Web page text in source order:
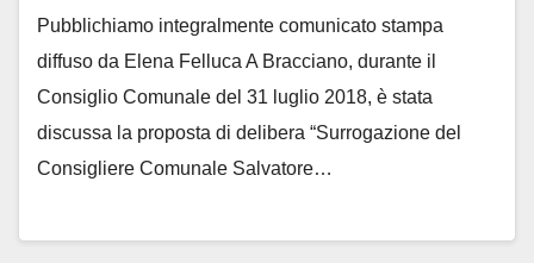
Pubblichiamo integralmente comunicato stampa
diffuso da Elena Felluca A Bracciano, durante il
Consiglio Comunale del 31 luglio 2018, è stata
discussa la proposta di delibera “Surrogazione del
Consigliere Comunale Salvatore…